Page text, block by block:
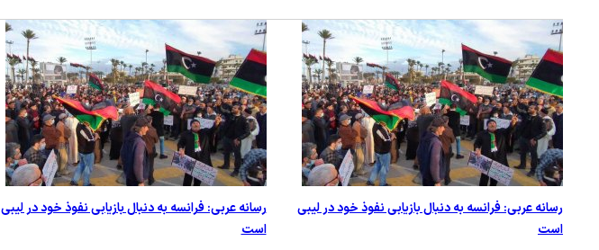
رسانه عربی: فرانسه به دنبال بازیابی نفوذ خود در لیبی
است
رسانه عربی: فرانسه به دنبال بازیابی نفوذ خود در لیبی
است